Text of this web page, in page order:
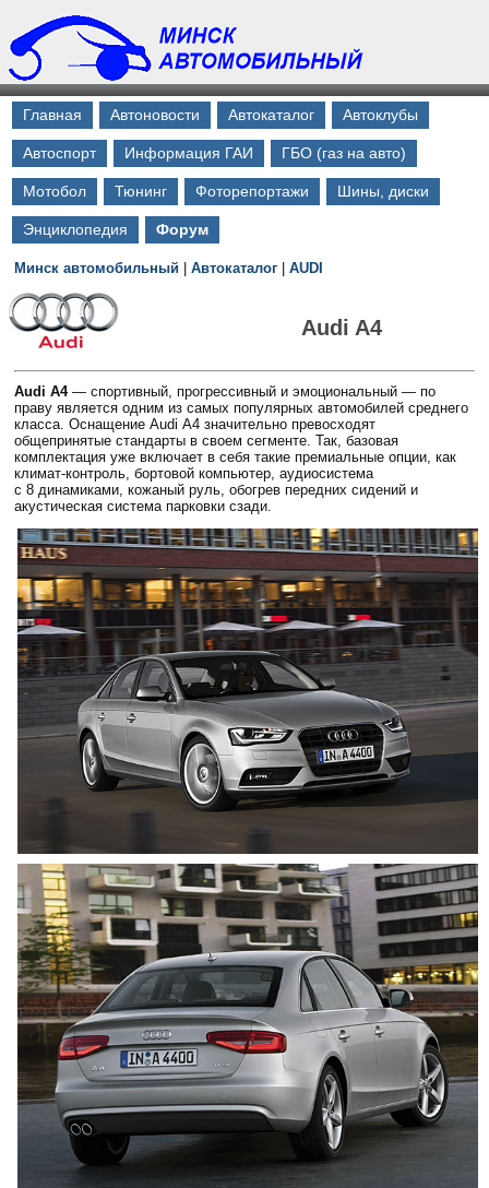
Главная Автоновости Автокаталог Автоклубы
Автоспорт Информация ГАИ ГБО (газ на авто)
Мотобол Тюнинг Фоторепортажи Шины, диски
Энциклопедия Форум
Минск автомобильный Автокаталог AUDI
Audi A4
Audi A4— cпортивный, прогрессивный и эмоциональный — по
праву является одним из самых популярных автомобилей среднего
класса. Оснащение Audi A4 значительно превосходят
общепринятые стандарты в своем сегменте. Так, базовая
комплектация уже включает в себя такие премиальные опции, как
климат-контроль, бортовой компьютер, аудиосистема
с 8 динамиками, кожаный руль, обогрев передних сидений и
акустическая система парковки сзади.